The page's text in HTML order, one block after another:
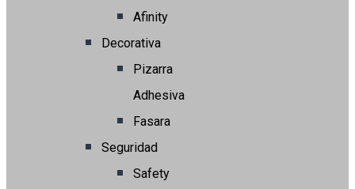
Afinity
Decorativa
Pizarra
Adhesiva
Fasara
Seguridad
Safety